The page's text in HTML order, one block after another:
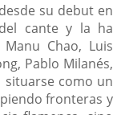
su debut en
cante y la ha
Chao, Luis
Pablo Milanés,
situarse como un
fronteras y